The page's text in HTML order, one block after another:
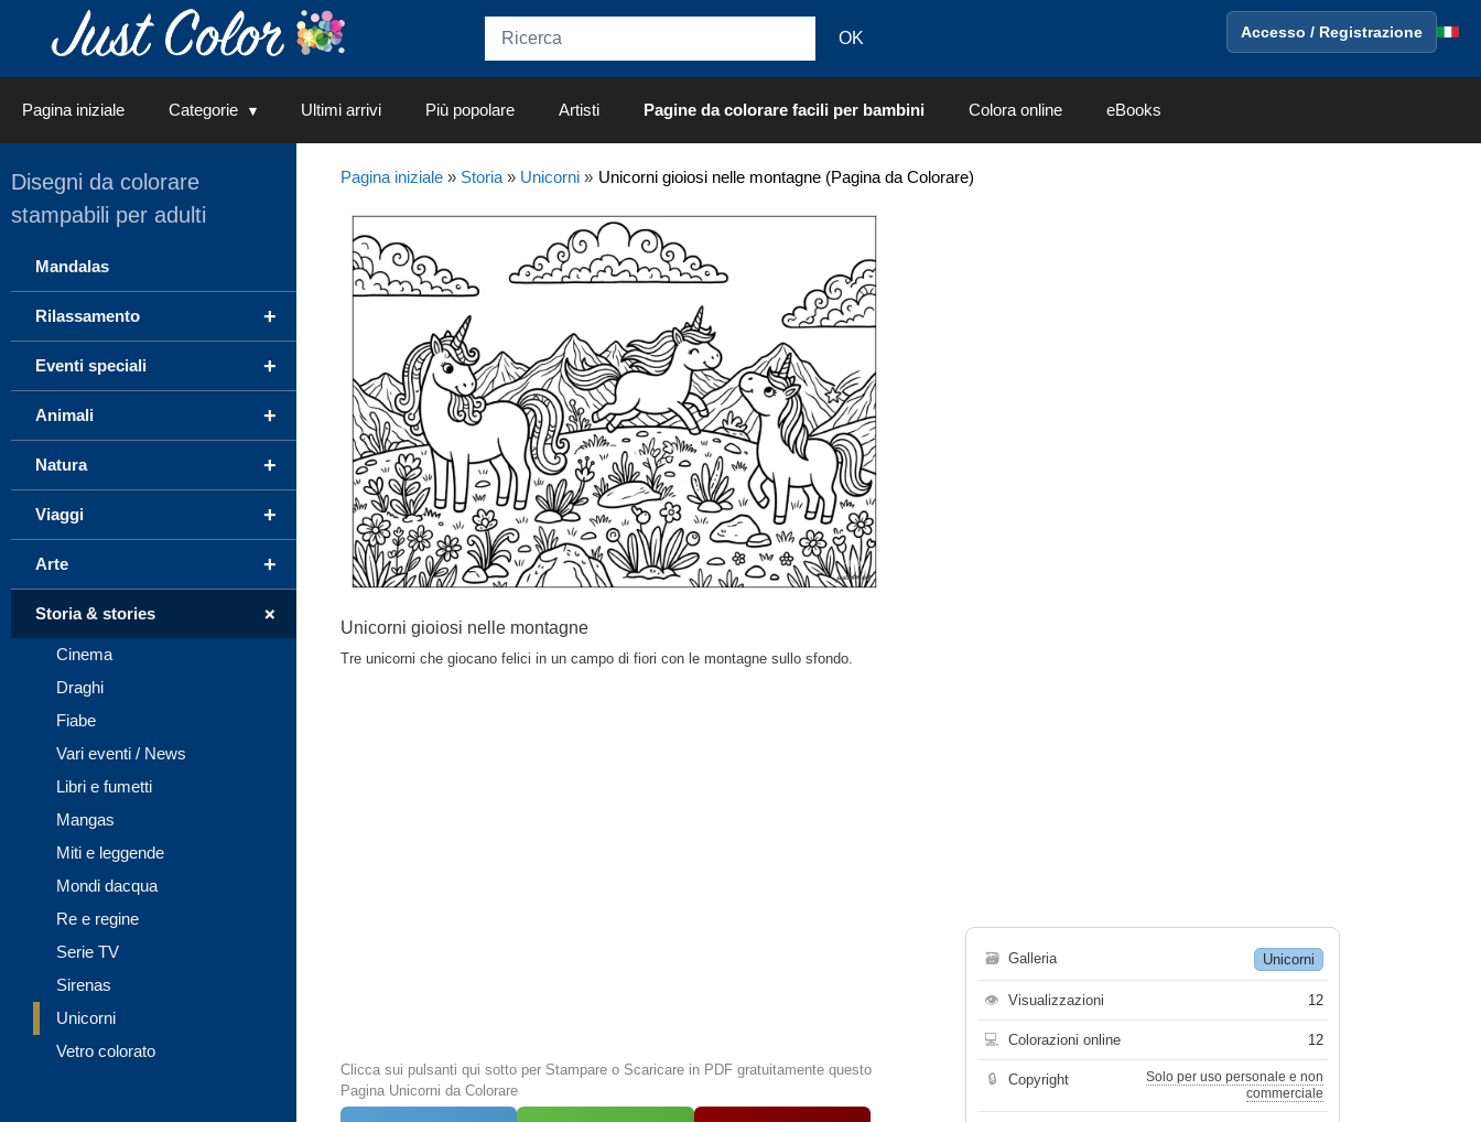
Accesso / Registrazione
Pagina iniziale Categorie Ultimi arrivi Più popolare Artisti Pagine da colorare facili per bambini Colora online eBooks
Pagina iniziale» Storia» Unicorni» Unicorni gioiosi nelle montagne (Pagina da Colorare)
Unicorni gioiosi nelle montagne
Tre unicorni che giocano felici in un campo di fiori con le montagne sullo sfondo.
Clicca sui pulsanti qui sotto per Stampare o Scaricare in PDF gratuitamente questo
Pagina Unicorni da Colorare
🗃 Galleria Unicorni
👁 Visualizzazioni 12
💻 Colorazioni online 12
🔒 Copyright
Solo per uso personale e non
commerciale
Disegni da colorare
stampabili per adulti
Mandalas
+
Rilassamento
+
Eventi speciali
+
Animali
+
Natura
+
Viaggi
+
Arte
+
Storia & stories
Cinema
Draghi
Fiabe
Vari eventi / News
Libri e fumetti
Mangas
Miti e leggende
Mondi dacqua
Re e regine
Serie TV
Sirenas
Unicorni
Vetro colorato